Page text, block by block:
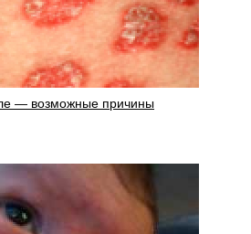
— возможные причины